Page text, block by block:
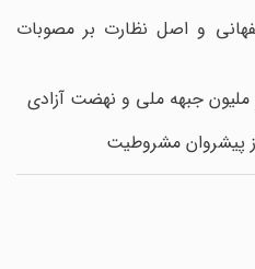
و اصل نظارت بر مصوبات
جبهه ملى و نهضت آزادى‏
پیشروان مشروطیت